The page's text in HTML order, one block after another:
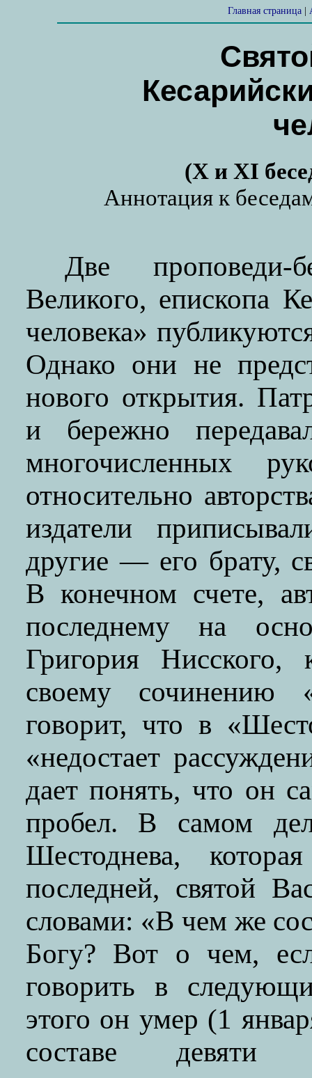
Главная страница|
(X и XI
Аннотация к
Две проповеди-
Великого, епископа
человека»
Однако они не
нового открытия.
и бережно
многочисленных
относительно
издатели
другие — его брату,
В конечном счете,
последнему на
Григория
своему сочинению
говорит, что в
«недостает
дает понять, что он
пробел. В самом
Шестоднева,
последней, святой
словами: «В чем же
Богу? Вот о чем,
говорить в
этого он умер (1
составе девяти